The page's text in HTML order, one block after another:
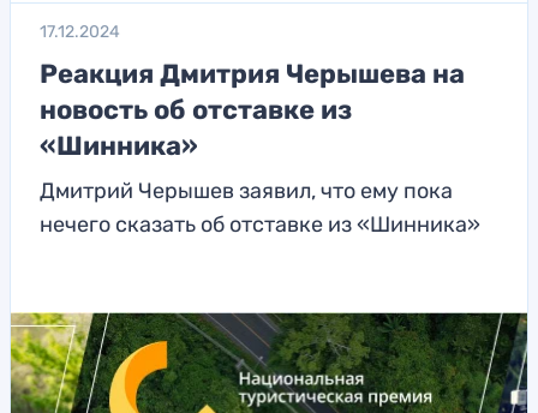
17.12.2024
Реакция Дмитрия Черышева на
новость об отставке из
«Шинника»
Дмитрий Черышев заявил, что ему пока
нечего сказать об отставке из «Шинника»